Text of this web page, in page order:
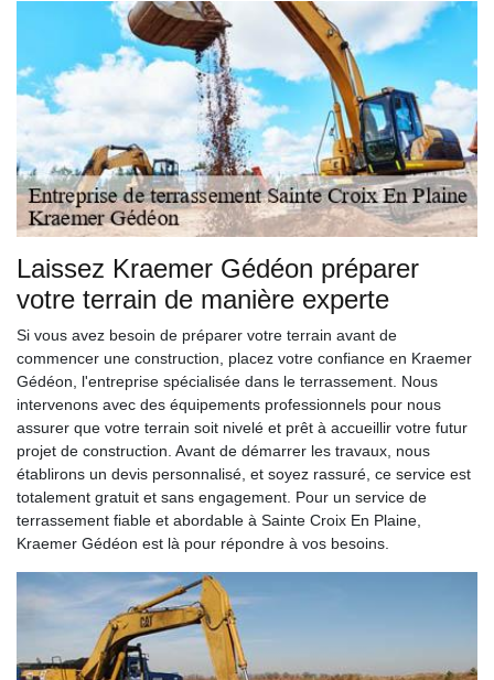
Laissez Kraemer Gédéon préparer
votre terrain de manière experte
Si vous avez besoin de préparer votre terrain avant de
commencer une construction, placez votre confiance en Kraemer
Gédéon, l'entreprise spécialisée dans le terrassement. Nous
intervenons avec des équipements professionnels pour nous
assurer que votre terrain soit nivelé et prêt à accueillir votre futur
projet de construction. Avant de démarrer les travaux, nous
établirons un devis personnalisé, et soyez rassuré, ce service est
totalement gratuit et sans engagement. Pour un service de
terrassement fiable et abordable à Sainte Croix En Plaine,
Kraemer Gédéon est là pour répondre à vos besoins.